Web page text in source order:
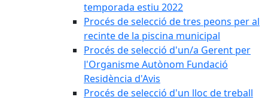
temporada estiu 2022
Procés de selecció de tres peons per al
recinte de la piscina municipal
Procés de selecció d'un/a Gerent per
l'Organisme Autònom Fundació
Residència d'Avis
Procés de selecció d'un lloc de treball